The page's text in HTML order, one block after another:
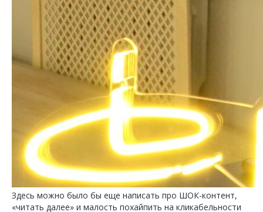
Здесь можно было бы еще написать про ШОК-контент,
«читать далее» и малость похайпить на кликабельности